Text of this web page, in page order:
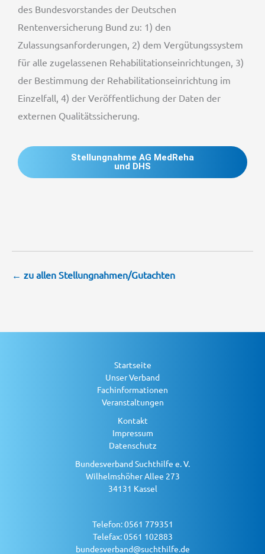
des Bundesvorstandes der Deutschen
Rentenversicherung Bund zu: 1) den
Zulassungsanforderungen, 2) dem Vergütungssystem
für alle zugelassenen Rehabilitationseinrichtungen, 3)
der Bestimmung der Rehabilitationseinrichtung im
Einzelfall, 4) der Veröffentlichung der Daten der
externen Qualitätssicherung.
Stellungnahme AG MedReha
und DHS
← zu allen Stellungnahmen/Gutachten
Startseite
Unser Verband
Fachinformationen
Veranstaltungen
Kontakt
Impressum
Datenschutz
Bundesverband Suchthilfe e. V.
Wilhelmshöher Allee 273
34131 Kassel
Telefon: 0561 779351
Telefax: 0561 102883
bundesverband@suchthilfe.de